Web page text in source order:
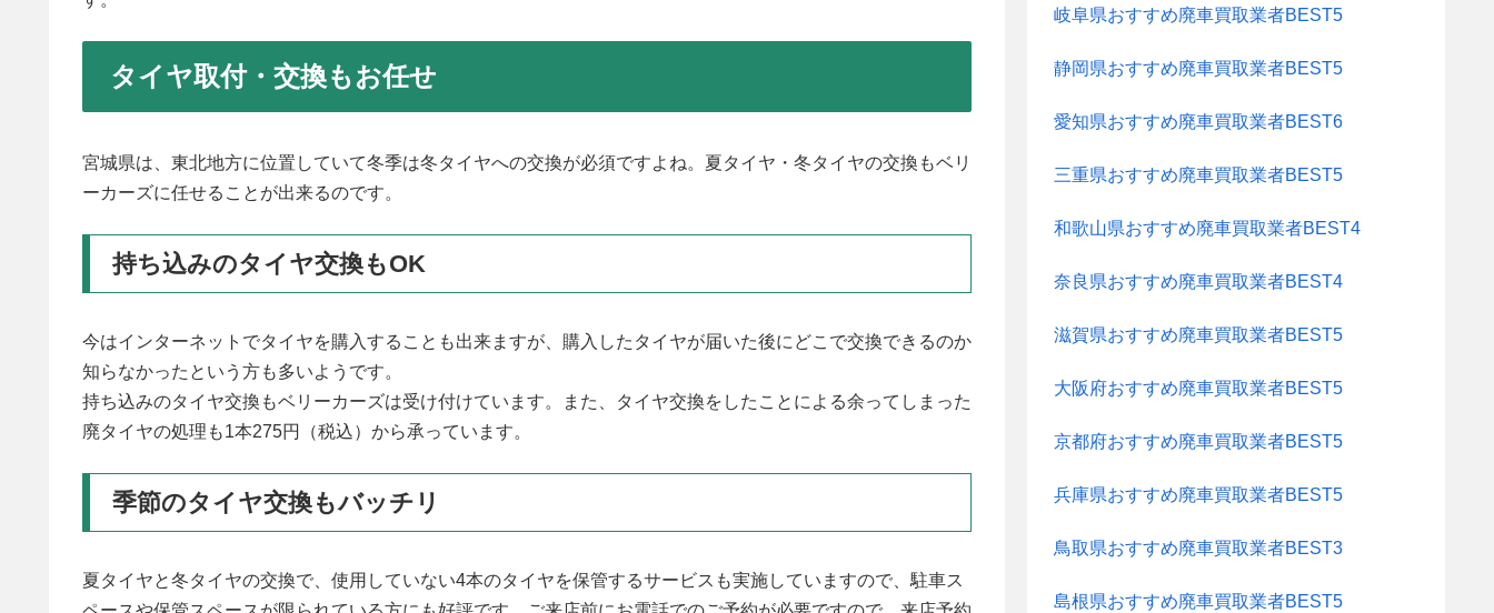
タイヤ取付・交換もお任せ
宮城県は、東北地方に位置していて冬季は冬タイヤへの交換が必須ですよね。夏タイヤ・冬タイヤの交換もベリ
ーカーズに任せることが出来るのです。
持ち込みのタイヤ交換もOK
今はインターネットでタイヤを購入することも出来ますが、購入したタイヤが届いた後にどこで交換できるのか
知らなかったという方も多いようです。
持ち込みのタイヤ交換もベリーカーズは受け付けています。また、タイヤ交換をしたことによる余ってしまった
廃タイヤの処理も1本275円（税込）から承っています。
季節のタイヤ交換もバッチリ
夏タイヤと冬タイヤの交換で、使用していない4本のタイヤを保管するサービスも実施していますので、駐車ス
岐阜県おすすめ廃車買取業者BEST5
静岡県おすすめ廃車買取業者BEST5
愛知県おすすめ廃車買取業者BEST6
三重県おすすめ廃車買取業者BEST5
和歌山県おすすめ廃車買取業者BEST4
奈良県おすすめ廃車買取業者BEST4
滋賀県おすすめ廃車買取業者BEST5
大阪府おすすめ廃車買取業者BEST5
京都府おすすめ廃車買取業者BEST5
兵庫県おすすめ廃車買取業者BEST5
鳥取県おすすめ廃車買取業者BEST3
島根県おすすめ廃車買取業者BEST5